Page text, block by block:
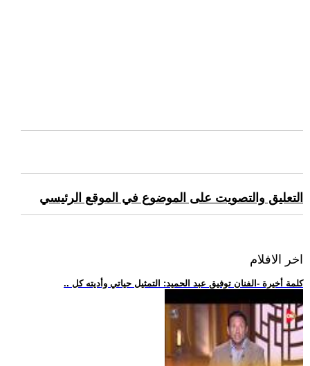
التعليق والتصويت على الموضوع في الموقع الرئيسي
اخر الافلام
.. كلمة أخيرة -الفنان توفيق عبد الحميد: التمثيل حياتي وأديته كل